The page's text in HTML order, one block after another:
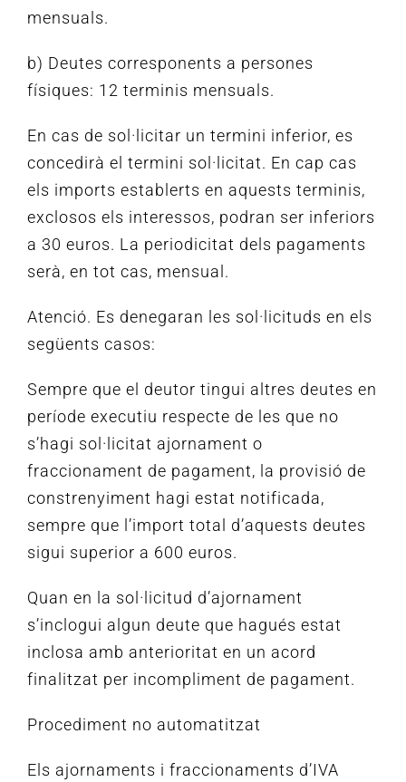
mensuals.
b) Deutes corresponents a persones
físiques: 12 terminis mensuals.
En cas de sol·licitar un termini inferior, es
concedirà el termini sol·licitat. En cap cas
els imports establerts en aquests terminis,
exclosos els interessos, podran ser inferiors
a 30 euros. La periodicitat dels pagaments
serà, en tot cas, mensual.
Atenció. Es denegaran les sol·licituds en els
següents casos:
Sempre que el deutor tingui altres deutes en
període executiu respecte de les que no
s’hagi sol·licitat ajornament o
fraccionament de pagament, la provisió de
constrenyiment hagi estat notificada,
sempre que l’import total d’aquests deutes
sigui superior a 600 euros.
Quan en la sol·licitud d’ajornament
s’inclogui algun deute que hagués estat
inclosa amb anterioritat en un acord
finalitzat per incompliment de pagament.
Procediment no automatitzat
Els ajornaments i fraccionaments d’IVA